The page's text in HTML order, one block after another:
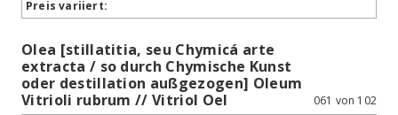
Olea [stillatitia, seu Chymicá arte
extracta / so durch Chymische Kunst
oder destillation außgezogen] Oleum
Vitrioli rubrum // Vitriol Oel
061 von 102